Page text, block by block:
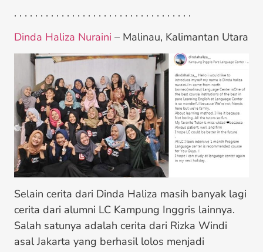
. . . . . . . . . . . . . . . . . . . . . . . . . . . . . . . . . .
Dinda Haliza Nuraini – Malinau, Kalimantan Utara
Selain cerita dari Dinda Haliza masih banyak lagi
cerita dari alumni LC Kampung Inggris lainnya.
Salah satunya adalah cerita dari Rizka Windi
asal Jakarta yang berhasil lolos menjadi